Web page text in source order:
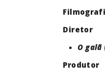
Diretor
O galã
Produtor